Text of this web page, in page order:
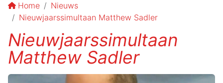
Home
Nieuws
Nieuwjaarssimultaan Matthew Sadler
Nieuwjaarssimultaan
Matthew Sadler